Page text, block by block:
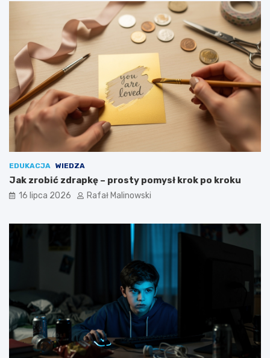
EDUKACJA WIEDZA
Jak zrobić zdrapkę – prosty pomysł krok po kroku
16 lipca 2026 Rafał Malinowski